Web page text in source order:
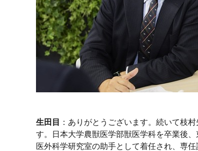
生田目
：ありがとうございます。続いて枝
す。日本大学農獣医学部獣医学科を卒業後
医外科学研究室の助手として着任され、専